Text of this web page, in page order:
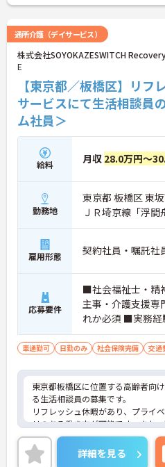
通所介護（デイサービス）
株式会社SOYOKAZESWITCH
E
【東京都／板橋区】リ
サービスにて生活相談員
ム社員＞
給料 月収 28.0万円～
勤務地
東京都 板橋区 東
ＪＲ埼京線「浮
雇用形態 契約社員・嘱託社
応募要件
■社会福祉士・精
主事・介護支援専
れか必須 ■実務
転免許：必須
車通勤可 日勤のみ 社会保険完備 交通
東京都板橋区に位置する高齢者向
る生活相談員の募集です。
リフレッシュ休暇があり、プライ
リのある働き方が可能です。また
り、働きながらスキルアップが目
ご興味のある方には、面接対策ポイ
に詳細をご案内しますのでお気軽
詳細を見る